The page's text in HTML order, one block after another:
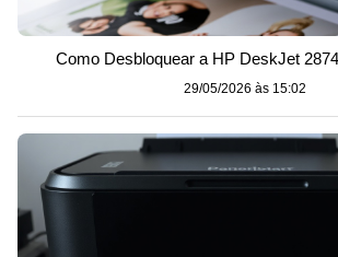
Como Desbloquear a HP DeskJet
29/05/2026 às 15:02